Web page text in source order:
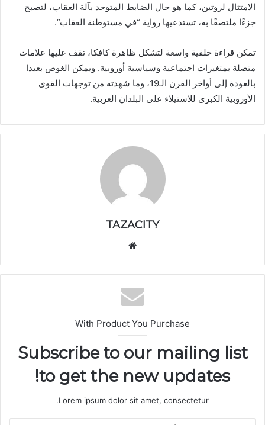
الامتثال لروتين، كما هو حال الضابط المتوحد بآلة العقاب، لتصبح
جزءًا ملتصقًا به، تستدعيها رواية “في مستوطنة العقاب”.
تمكن قراءة خلفية واسعة لتشكل ظاهرة كافكا، تقف عليها علامات
متصلة بمتغيرات اجتماعية وسياسية أوروبية. ويمكن الغوص بعيدا
بالعودة إلى أواخر القرن الـ19، وما شهدته من توجهات القوى
الأوروبية الكبرى للاستيلاء على البلدان العربية.
TAZACITY
الوي
ب
With Product You Purchase
Subscribe to our mailing list
to get the new updates!
Lorem ipsum dolor sit amet, consectetur.